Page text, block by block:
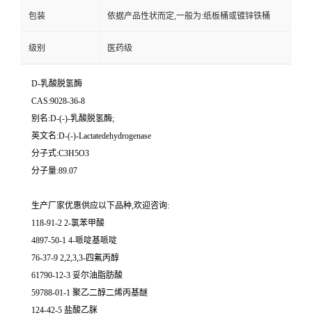
包装 依据产品性状而定,一般为:纸板桶或镀锌铁桶
级别 医药级
D-乳酸脱氢酶
CAS:9028-36-8
别名:D-(-)-乳酸脱氢酶;
英文名:D-(-)-Lactatedehydrogenase
分子式:C3H5O3
分子量:89.07
生产厂家优惠供应以下品种,欢迎咨询:
118-91-2 2-氯苯甲酸
4897-50-1 4-哌啶基哌啶
76-37-9 2,2,3,3-四氟丙醇
61790-12-3 妥尔油脂肪酸
59788-01-1 聚乙二醇二烯丙基醚
124-42-5 盐酸乙脒